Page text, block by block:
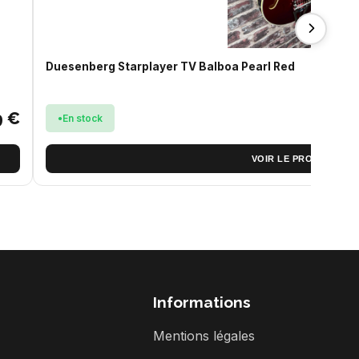
€
Duesenberg Starplayer TV Balboa Pearl Red
En stock
VOIR LE PRODUIT
Informations
Mentions légales